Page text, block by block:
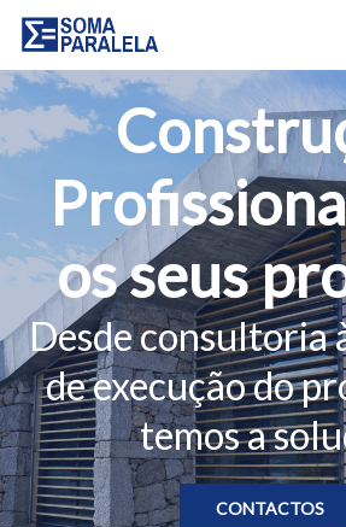
Skip
to
content
os seus
Desde consultoria
de execução do
temos a
CONTACTOS